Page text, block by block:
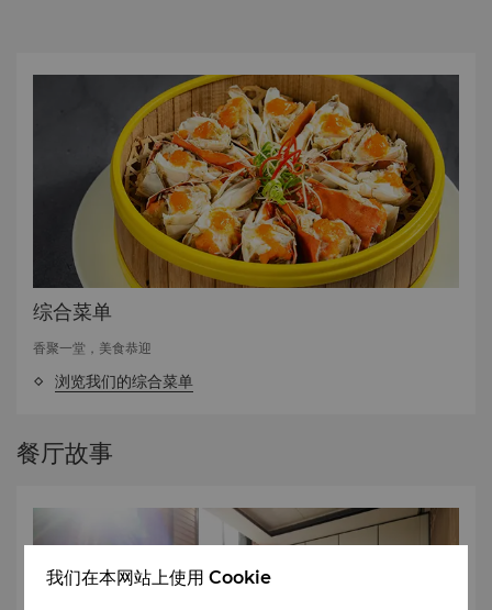
综合菜单
香聚一堂，美食恭迎
浏览我们的综合菜单
餐厅故事
我们在本网站上使用 Cookie